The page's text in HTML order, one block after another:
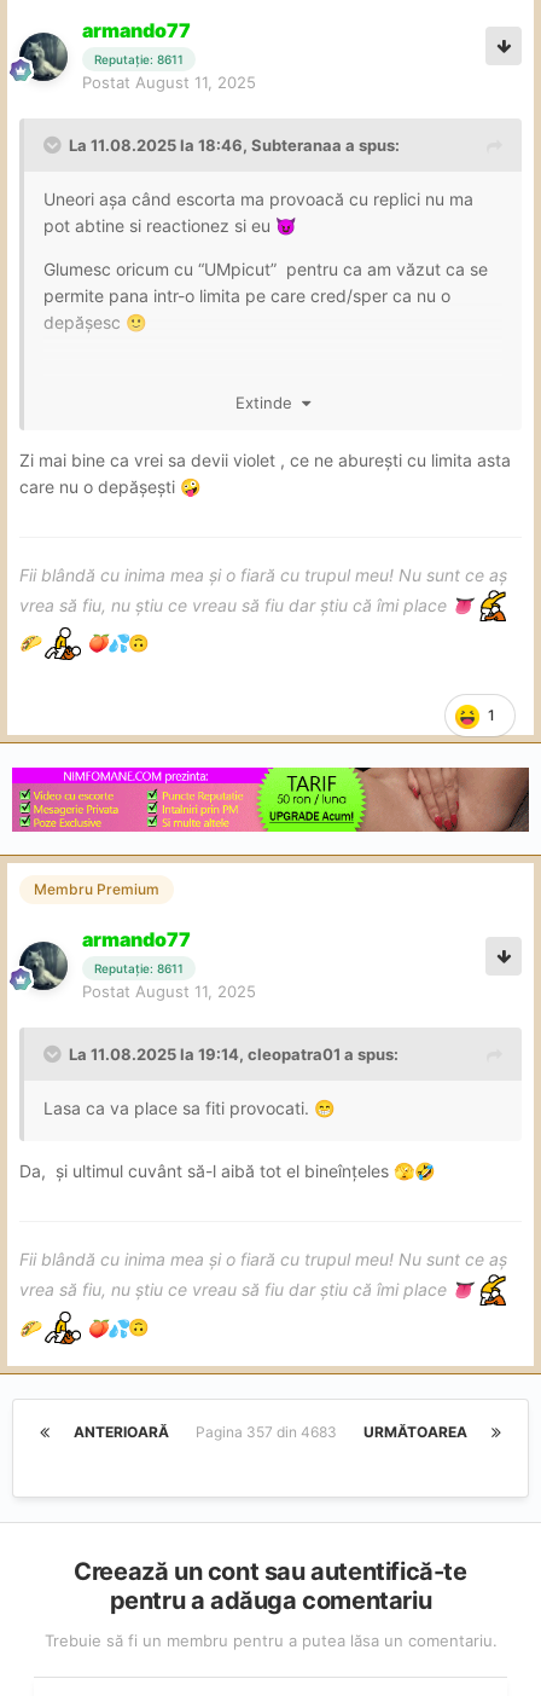
armando77
Reputație: 8611
Postat August 11, 2025
La 11.08.2025 la 18:46, Subteranaa a spus:
Uneori așa când escorta ma provoacă cu replici nu ma
pot abtine si reactionez si eu 😈
Glumesc oricum cu “UMpicut” pentru ca am văzut ca se
permite pana intr-o limita pe care cred/sper ca nu o
depășesc 🙂
Extinde
Zi mai bine ca vrei sa devii violet , ce ne aburești cu limita asta
care nu o depășești 🤪
1
Fii blândă cu inima mea și o fiară cu trupul meu! Nu sunt ce aș
vrea să fiu, nu știu ce vreau să fiu dar știu că îmi place 👅
🌮
🍑💦🙃
Membru Premium
armando77
Reputație: 8611
Postat August 11, 2025
La 11.08.2025 la 19:14, cleopatra01 a spus:
Lasa ca va place sa fiti provocati. 😁
Da, și ultimul cuvânt să-l aibă tot el bineînțeles 🫣🤣
Fii blândă cu inima mea și o fiară cu trupul meu! Nu sunt ce aș
vrea să fiu, nu știu ce vreau să fiu dar știu că îmi place 👅
🌮
🍑💦🙃
ANTERIOARĂ URMĂTOAREA
Pagina 357 din 4683
Creează un cont sau autentifică-te
pentru a adăuga comentariu
Trebuie să fi un membru pentru a putea lăsa un comentariu.